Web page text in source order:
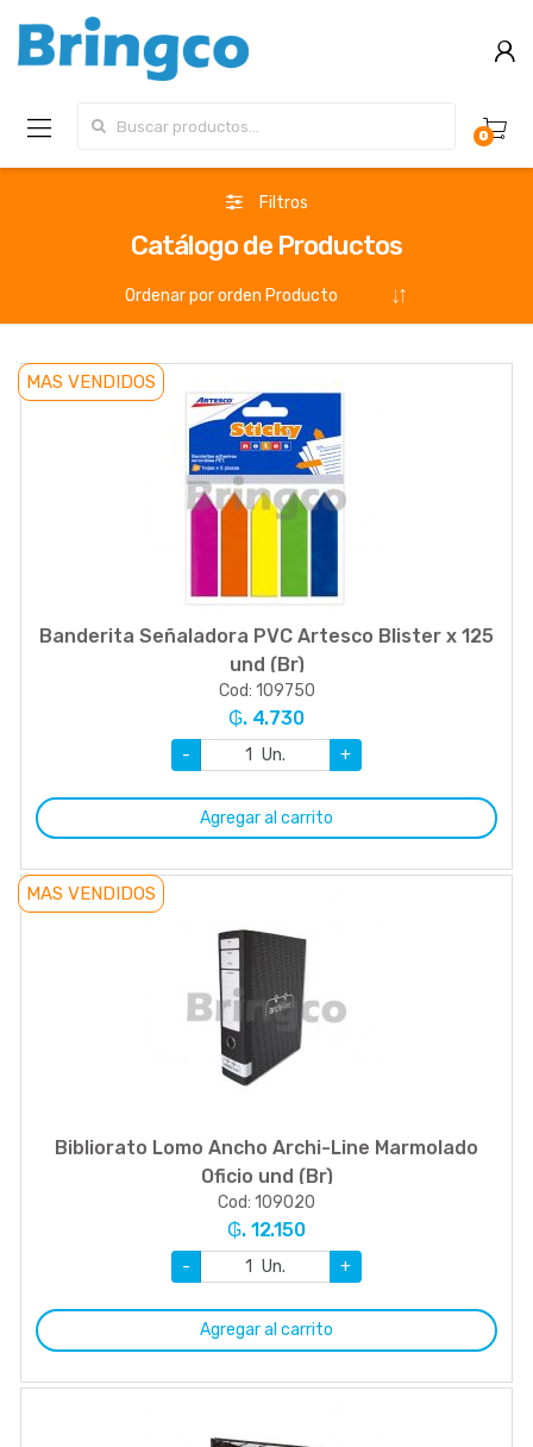
Buscar por:
0
Filtros
Catálogo de Productos
MAS VENDIDOS
Banderita Señaladora PVC Artesco Blister x 125
und (Br)
Cod: 109750
₲. 4.730
- Un. +
Agregar al carrito
MAS VENDIDOS
Bibliorato Lomo Ancho Archi-Line Marmolado
Oficio und (Br)
Cod: 109020
₲. 12.150
- Un. +
Agregar al carrito